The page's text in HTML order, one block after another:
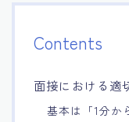
Contents
面接における適
基本は「1分か